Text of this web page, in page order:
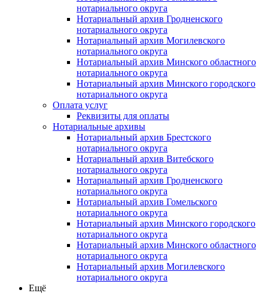
нотариального округа
Нотариальный архив Гродненского
нотариального округа
Нотариальный архив Могилевского
нотариального округа
Нотариальный архив Минского областного
нотариального округа
Нотариальный архив Минского городского
нотариального округа
Оплата услуг
Реквизиты для оплаты
Нотариальные архивы
Нотариальный архив Брестского
нотариального округа
Нотариальный архив Витебского
нотариального округа
Нотариальный архив Гродненского
нотариального округа
Нотариальный архив Гомельского
нотариального округа
Нотариальный архив Минского городского
нотариального округа
Нотариальный архив Минского областного
нотариального округа
Нотариальный архив Могилевского
нотариального округа
Ещё